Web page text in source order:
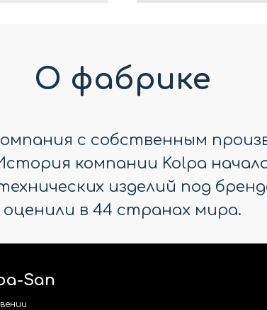
О фабрике
с собственным
компании Kolpa
изделий под
оценили в 44 странах мира.
San